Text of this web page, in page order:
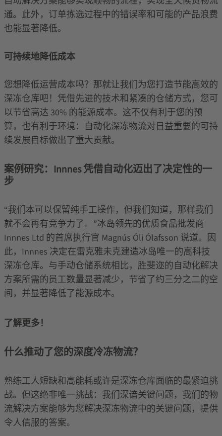
通。此外，订单拣选过程中的错误率和可能的产品浪费
也能显著降低。
可持续地降低成本
您想降低运营成本吗？那就让我们为您打造节能高效的
深冻仓库吧！凭借先进的技术和紧凑的仓储方式，您可
以节省高达 30% 的能源成本。这不仅有利于您的预
算，也有利于环境：自动化深冻物流对日益重要的可持
续发展目标做出了重大贡献。
案例研究：Innnes 凭借自动化迈出了决定性的一
步
“我们本可以保留纯手工操作，但我们知道，那样我们
就不会再有竞争力了。”冰岛领先的优质食品批发商
Innnes Ltd 的首席执行官 Magnús Óli Ólafsson 说道。因
此，Innnes 决定在雷克雅未克建造冰岛唯一的高科技
深冻仓库。与手动仓储系统相比，胜斐迩的自动化解决
方案所需的员工数量显著减少，节省了约三分之二的空
间，并显著降低了能源成本。
了解更多！
什么推动了您的深度冷冻物流？
熟练工人短缺和高能耗或许是深冻仓库面临的最紧迫挑
战。但这绝非唯一挑战：我们深谙关键问题，我们的物
流解决方案能够为您解决深冻物流中的关键问题，提供
令人信服的答案。